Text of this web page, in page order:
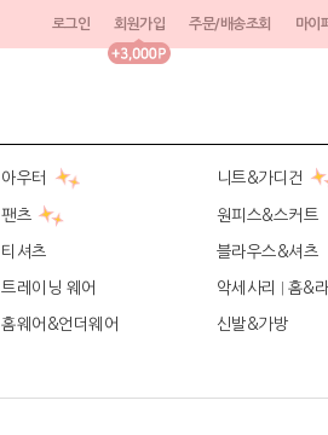
로그인 회원가입 주문/배송조회 마이
아우터 니트&가디건
팬츠 원피스&스커트
티셔츠 블라우스&셔츠
트레이닝 웨어 악세사리 홈&
홈웨어&언더웨어 신발&가방